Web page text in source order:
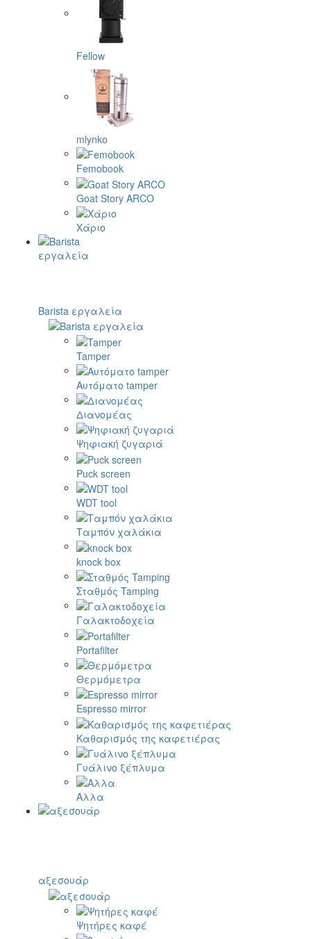
Fellow
mlynko
Femobook
Goat Story ARCO
Χάριο
Barista εργαλεία
Tamper
Αυτόματο tamper
Διανομέας
Ψηφιακή ζυγαριά
Puck screen
WDT tool
Ταμπόν χαλάκια
knock box
Σταθμός Tamping
Γαλακτοδοχεία
Portafilter
Θερμόμετρα
Espresso mirror
Καθαρισμός της καφετιέρας
Γυάλινο ξέπλυμα
Αλλα
αξεσουάρ
Ψητήρες καφέ